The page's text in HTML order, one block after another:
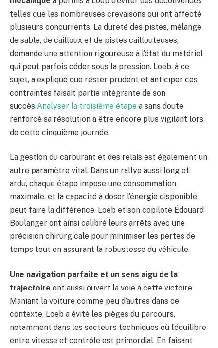
telles que les nombreuses crevaisons qui ont affecté
plusieurs concurrents. La dureté des pistes, mélange
de sable, de cailloux et de pistes caillouteuses,
demande une attention rigoureuse à l’état du matériel
qui peut parfois céder sous la pression. Loeb, à ce
sujet, a expliqué que rester prudent et anticiper ces
contraintes faisait partie intégrante de son
succès.Analyser la troisième étape a sans doute
renforcé sa résolution à être encore plus vigilant lors
de cette cinquième journée.
La gestion du carburant et des relais est également un
autre paramètre vital. Dans un rallye aussi long et
ardu, chaque étape impose une consommation
maximale, et la capacité à doser l’énergie disponible
peut faire la différence. Loeb et son copilote Édouard
Boulanger ont ainsi calibré leurs arrêts avec une
précision chirurgicale pour minimiser les pertes de
temps tout en assurant la robustesse du véhicule.
Une navigation parfaite et un sens aigu de la
trajectoire ont aussi ouvert la voie à cette victoire.
Maniant la voiture comme peu d’autres dans ce
contexte, Loeb a évité les pièges du parcours,
notamment dans les secteurs techniques où l’équilibre
entre vitesse et contrôle est primordial. En faisant